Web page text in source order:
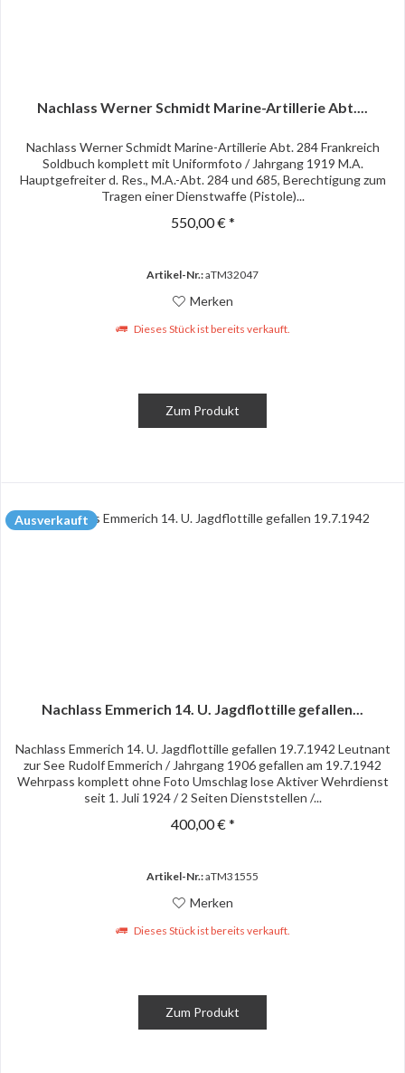
Nachlass Werner Schmidt Marine-Artillerie Abt....
Nachlass Werner Schmidt Marine-Artillerie Abt. 284 Frankreich
Soldbuch komplett mit Uniformfoto / Jahrgang 1919 M.A.
Hauptgefreiter d. Res., M.A.-Abt. 284 und 685, Berechtigung zum
Tragen einer Dienstwaffe (Pistole)...
550,00 € *
Artikel-Nr.:aTM32047
Merken
Dieses Stück ist bereits verkauft.
Zum Produkt
Ausverkauft
Nachlass Emmerich 14. U. Jagdflottille gefallen...
Nachlass Emmerich 14. U. Jagdflottille gefallen 19.7.1942 Leutnant
zur See Rudolf Emmerich / Jahrgang 1906 gefallen am 19.7.1942
Wehrpass komplett ohne Foto Umschlag lose Aktiver Wehrdienst
seit 1. Juli 1924 / 2 Seiten Dienststellen /...
400,00 € *
Artikel-Nr.:aTM31555
Merken
Dieses Stück ist bereits verkauft.
Zum Produkt